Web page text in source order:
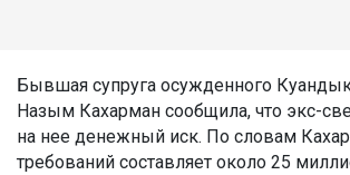
Бывшая супруга осужденного
Назым Кахарман сообщила, что экс-
на нее денежный иск. По словам
требований составляет около 25